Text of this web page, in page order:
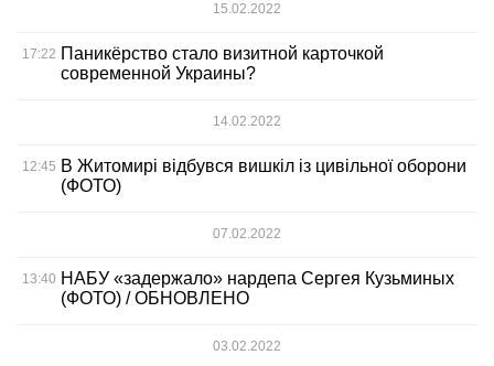
15.02.2022
17:22 Паникёрство стало визитной карточкой
современной Украины?
14.02.2022
12:45 В Житомирі відбувся вишкіл із цивільної оборони
(ФОТО)
07.02.2022
13:40 НАБУ «задержало» нардепа Сергея Кузьминых
(ФОТО) / ОБНОВЛЕНО
03.02.2022